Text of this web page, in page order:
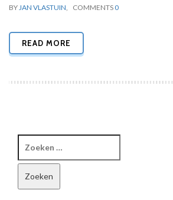
BYJAN VLASTUIN, COMMENTS 0
READ MORE
naar: